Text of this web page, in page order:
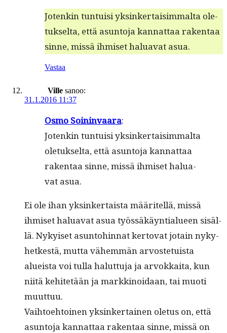
Jotenkin tun­tu­isi yksinker­taisim­mal­ta ole­
tuk­selta, että asun­to­ja kan­nat­taa rak­en­taa
sinne, mis­sä ihmiset halu­a­vat asua.
Vastaa
Ville sanoo:
31.1.2016 11:37
Osmo Soin­in­vaara:
Jotenkin tun­tu­isi yksinker­taisim­mal­ta
ole­tuk­selta, että asun­to­ja kan­nat­taa
rak­en­taa sinne, mis­sä ihmiset halu­a­
vat asua.
Ei ole ihan yksinker­taista määritel­lä, mis­sä
ihmiset halu­a­vat asua työssäkäyn­tialueen sisäl­
lä. Nykyiset asun­to­hin­nat ker­to­vat jotain nyky­
hetkestä, mut­ta vähem­män arvoste­tu­ista
alueista voi tul­la halut­tu­ja ja arvokkai­ta, kun
niitä kehitetään ja markki­noidaan, tai muoti
muuttuu.
Vai­h­toe­htoinen yksinker­tainen ole­tus on, että
asun­to­ja kan­nat­taa rak­en­taa sinne, mis­sä on